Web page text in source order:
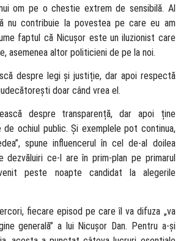
om pe o chestie extrem de sensibilă. Al
nu contribuie la povestea pe care eu am
faptul că Nicușor este un iluzionist care
asemenea altor politicieni de pe la noi.
despre legi și justiție, dar apoi respectă
doar când vrea el.
despre transparență, dar apoi ține
ochiul public. Și exemplele pot continua,
spune influencerul în cel de-al doilea
dezvăluiri ce-l are în prim-plan pe primarul
peste noapte candidat la alegerile
fiecare episod pe care îl va difuza „va
generală” a lui Nicușor Dan. Pentru a-și